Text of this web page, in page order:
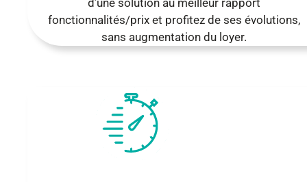
d’une solution au meilleur rapport
fonctionnalités/prix et profitez de ses évolutions,
sans augmentation du loyer.